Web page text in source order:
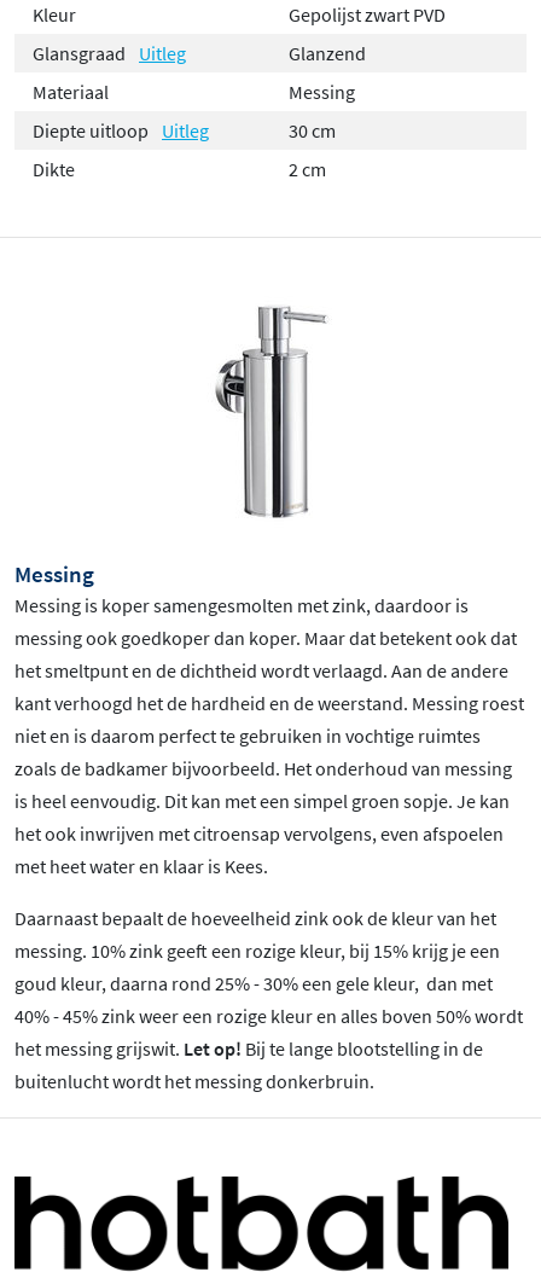
Kleur
Gepolijst zwart PVD
Glansgraad
Uitleg
Glanzend
Materiaal
Messing
Diepte uitloop
Uitleg
30 cm
Dikte
2 cm
Messing
Messing is koper samengesmolten met zink, daardoor is
messing ook goedkoper dan koper. Maar dat betekent ook dat
het smeltpunt en de dichtheid wordt verlaagd. Aan de andere
kant verhoogd het de hardheid en de weerstand. Messing roest
niet en is daarom perfect te gebruiken in vochtige ruimtes
zoals de badkamer bijvoorbeeld. Het onderhoud van messing
is heel eenvoudig. Dit kan met een simpel groen sopje. Je kan
het ook inwrijven met citroensap vervolgens, even afspoelen
met heet water en klaar is Kees.
Daarnaast bepaalt de hoeveelheid zink ook de kleur van het
messing. 10% zink geeft een rozige kleur, bij 15% krijg je een
goud kleur, daarna rond 25% - 30% een gele kleur, dan met
40% - 45% zink weer een rozige kleur en alles boven 50% wordt
het messing grijswit. Let op! Bij te lange blootstelling in de
buitenlucht wordt het messing donkerbruin.